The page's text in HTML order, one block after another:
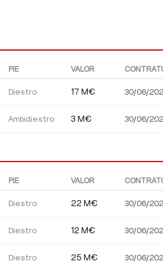
PIE VALOR
Diestro 17 M€ 30/06/
Ambidiestro 3 M€ 30/06/
PIE VALOR
Diestro 22 M€ 30/06/
Diestro 12 M€ 30/06/
Diestro 25 M€ 30/06/